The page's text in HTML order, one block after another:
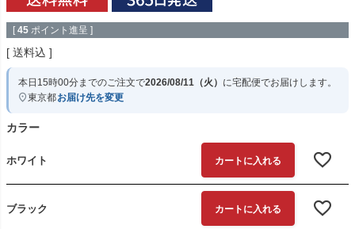
[ 45 ポイント進呈 ]
送料込
本日 15時00分までのご注文で2026/08/11（火） に宅配便でお届けします。
東京都お届け先を変更
カラー
ホワイト カートに入れる
ブラック カートに入れる